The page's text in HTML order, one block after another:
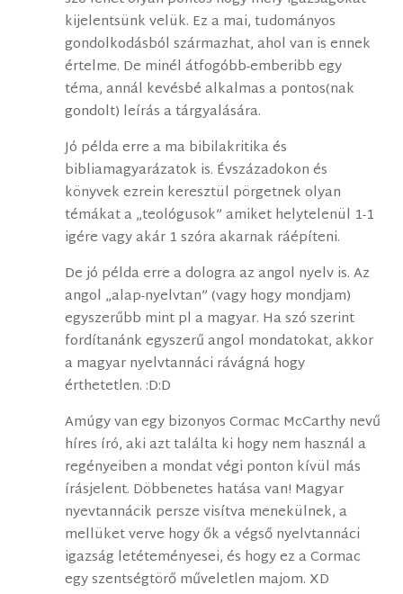
kijelentsünk velük. Ez a mai, tudományos
gondolkodásból származhat, ahol van is ennek
értelme. De minél átfogóbb-emberibb egy
téma, annál kevésbé alkalmas a pontos(nak
gondolt) leírás a tárgyalására.
Jó példa erre a ma bibilakritika és
bibliamagyarázatok is. Évszázadokon és
könyvek ezrein keresztül pörgetnek olyan
témákat a „teológusok” amiket helytelenül 1-1
igére vagy akár 1 szóra akarnak ráépíteni.
De jó példa erre a dologra az angol nyelv is. Az
angol „alap-nyelvtan” (vagy hogy mondjam)
egyszerűbb mint pl a magyar. Ha szó szerint
fordítanánk egyszerű angol mondatokat, akkor
a magyar nyelvtannáci rávágná hogy
érthetetlen. :D:D
Amúgy van egy bizonyos Cormac McCarthy nevű
híres író, aki azt találta ki hogy nem használ a
regényeiben a mondat végi ponton kívül más
írásjelent. Döbbenetes hatása van! Magyar
nyevtannácik persze visítva menekülnek, a
mellüket verve hogy ők a végső nyelvtannáci
igazság letéteményesei, és hogy ez a Cormac
egy szentségtörő műveletlen majom. XD